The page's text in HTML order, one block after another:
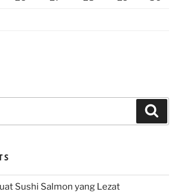
Sushi Salmon yang Lezat